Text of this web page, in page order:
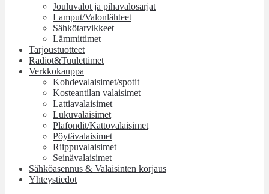
Jouluvalot ja pihavalosarjat
Lamput/Valonlähteet
Sähkötarvikkeet
Lämmittimet
Tarjoustuotteet
Radiot&Tuulettimet
Verkkokauppa
Kohdevalaisimet/spotit
Kosteantilan valaisimet
Lattiavalaisimet
Lukuvalaisimet
Plafondit/Kattovalaisimet
Pöytävalaisimet
Riippuvalaisimet
Seinävalaisimet
Sähköasennus & Valaisinten korjaus
Yhteystiedot